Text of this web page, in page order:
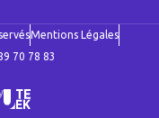
Mentions Légales
70 78 83